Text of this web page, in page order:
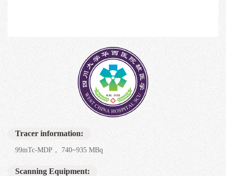
Tracer information:
99mTc-MDP， 740~935 MBq
Scanning Equipment: